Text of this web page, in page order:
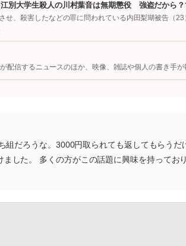
別大学生殺人の川村葉音は無期懲役 強盗だから？
せ、殺害したなどの罪に問われている内田梨瑚被告（
配信するニュースのほか、映像、雑誌や個人の書き手
組だろうな。3000円取られても返してもらう
した。 多くの方がこの話題に興味を持って